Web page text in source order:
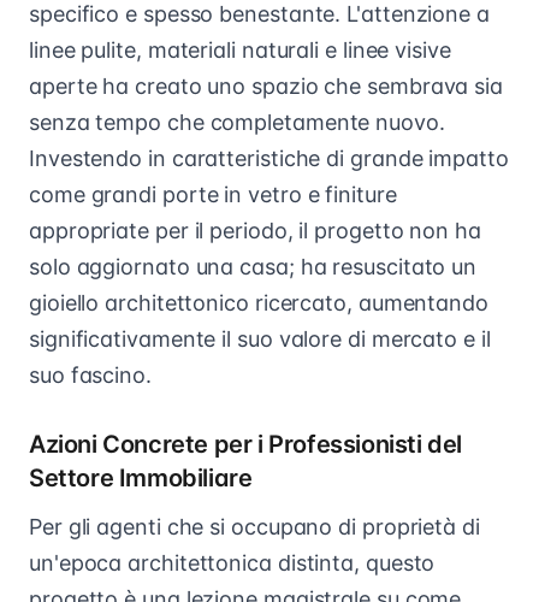
specifico e spesso benestante. L'attenzione a
linee pulite, materiali naturali e linee visive
aperte ha creato uno spazio che sembrava sia
senza tempo che completamente nuovo.
Investendo in caratteristiche di grande impatto
come grandi porte in vetro e finiture
appropriate per il periodo, il progetto non ha
solo aggiornato una casa; ha resuscitato un
gioiello architettonico ricercato, aumentando
significativamente il suo valore di mercato e il
suo fascino.
Azioni Concrete per i Professionisti del
Settore Immobiliare
Per gli agenti che si occupano di proprietà di
un'epoca architettonica distinta, questo